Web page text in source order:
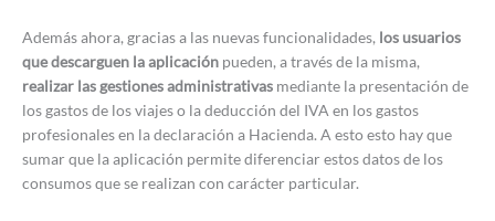
Además ahora, gracias a las nuevas funcionalidades, los usuarios
que descarguen la aplicación pueden, a través de la misma,
realizar las gestiones administrativas mediante la presentación de
los gastos de los viajes o la deducción del IVA en los gastos
profesionales en la declaración a Hacienda. A esto esto hay que
sumar que la aplicación permite diferenciar estos datos de los
consumos que se realizan con carácter particular.